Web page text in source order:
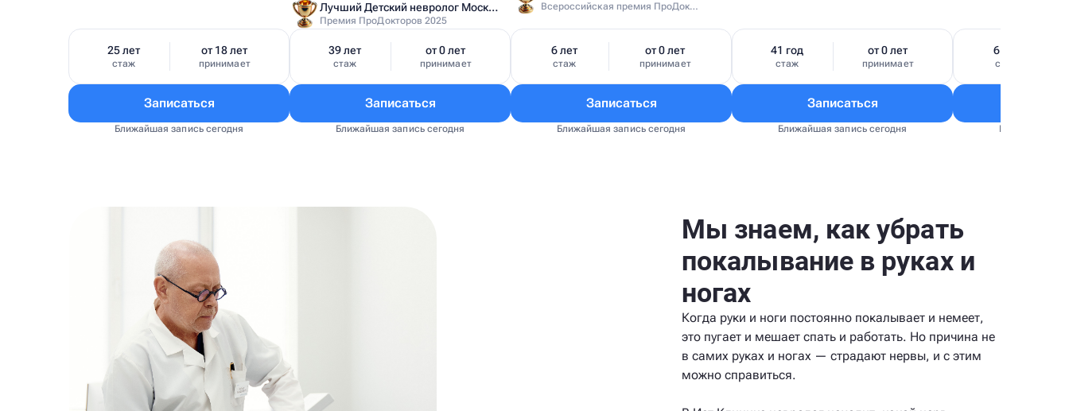
25 лет
стаж
от 18 лет
принимает
Записаться
Ближайшая запись сегодня
Лучший Детский невролог Московской области
Премия ПроДокторов 2025
39 лет
стаж
от 0 лет
принимает
Записаться
Ближайшая запись сегодня
Всероссийская премия ПроДокторов 2024
6 лет
стаж
от 0 лет
принимает
Записаться
Ближайшая запись сегодня
41 год
стаж
от 0 лет
принимает
Записаться
Ближайшая запись сегодня
6 лет
стаж
Ближайшая
Мы знаем, как убрать
покалывание в руках и
ногах
Когда руки и ноги постоянно покалывает и немеет,
это пугает и мешает спать и работать. Но причина не
в самих руках и ногах — страдают нервы, и с этим
можно справиться.